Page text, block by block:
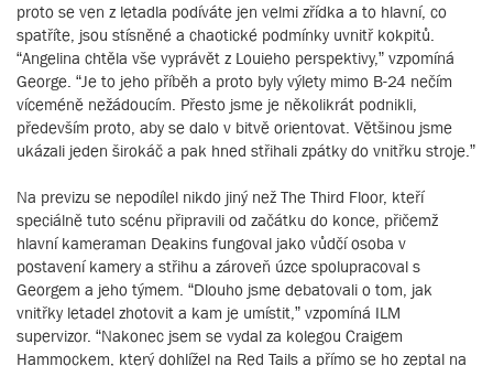
proto se ven z letadla podíváte jen velmi zřídka a to hlavní, co
spatříte, jsou stísněné a chaotické podmínky uvnitř kokpitů.
“Angelina chtěla vše vyprávět z Louieho perspektivy,” vzpomíná
George. “Je to jeho příběh a proto byly výlety mimo B-24 nečím
víceméně nežádoucím. Přesto jsme je několikrát podnikli,
především proto, aby se dalo v bitvě orientovat. Většinou jsme
ukázali jeden širokáč a pak hned střihali zpátky do vnitřku stroje.”
Na previzu se nepodílel nikdo jiný než The Third Floor, kteří
speciálně tuto scénu připravili od začátku do konce, přičemž
hlavní kameraman Deakins fungoval jako vůdčí osoba v
postavení kamery a střihu a zároveň úzce spolupracoval s
Georgem a jeho týmem. “Dlouho jsme debatovali o tom, jak
vnitřky letadel zhotovit a kam je umístit,” vzpomíná ILM
supervizor. “Nakonec jsem se vydal za kolegou Craigem
Hammockem, který dohlížel na Red Tails a přímo se ho zeptal na